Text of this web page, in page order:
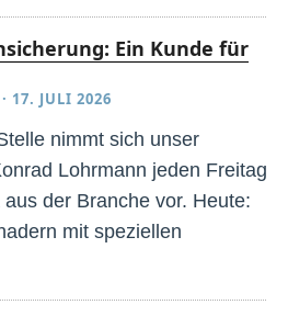
Ein Kunde für
· 17. JULI 2026
nimmt sich unser
Lohrmann jeden Freitag
der Branche vor. Heute:
mit speziellen